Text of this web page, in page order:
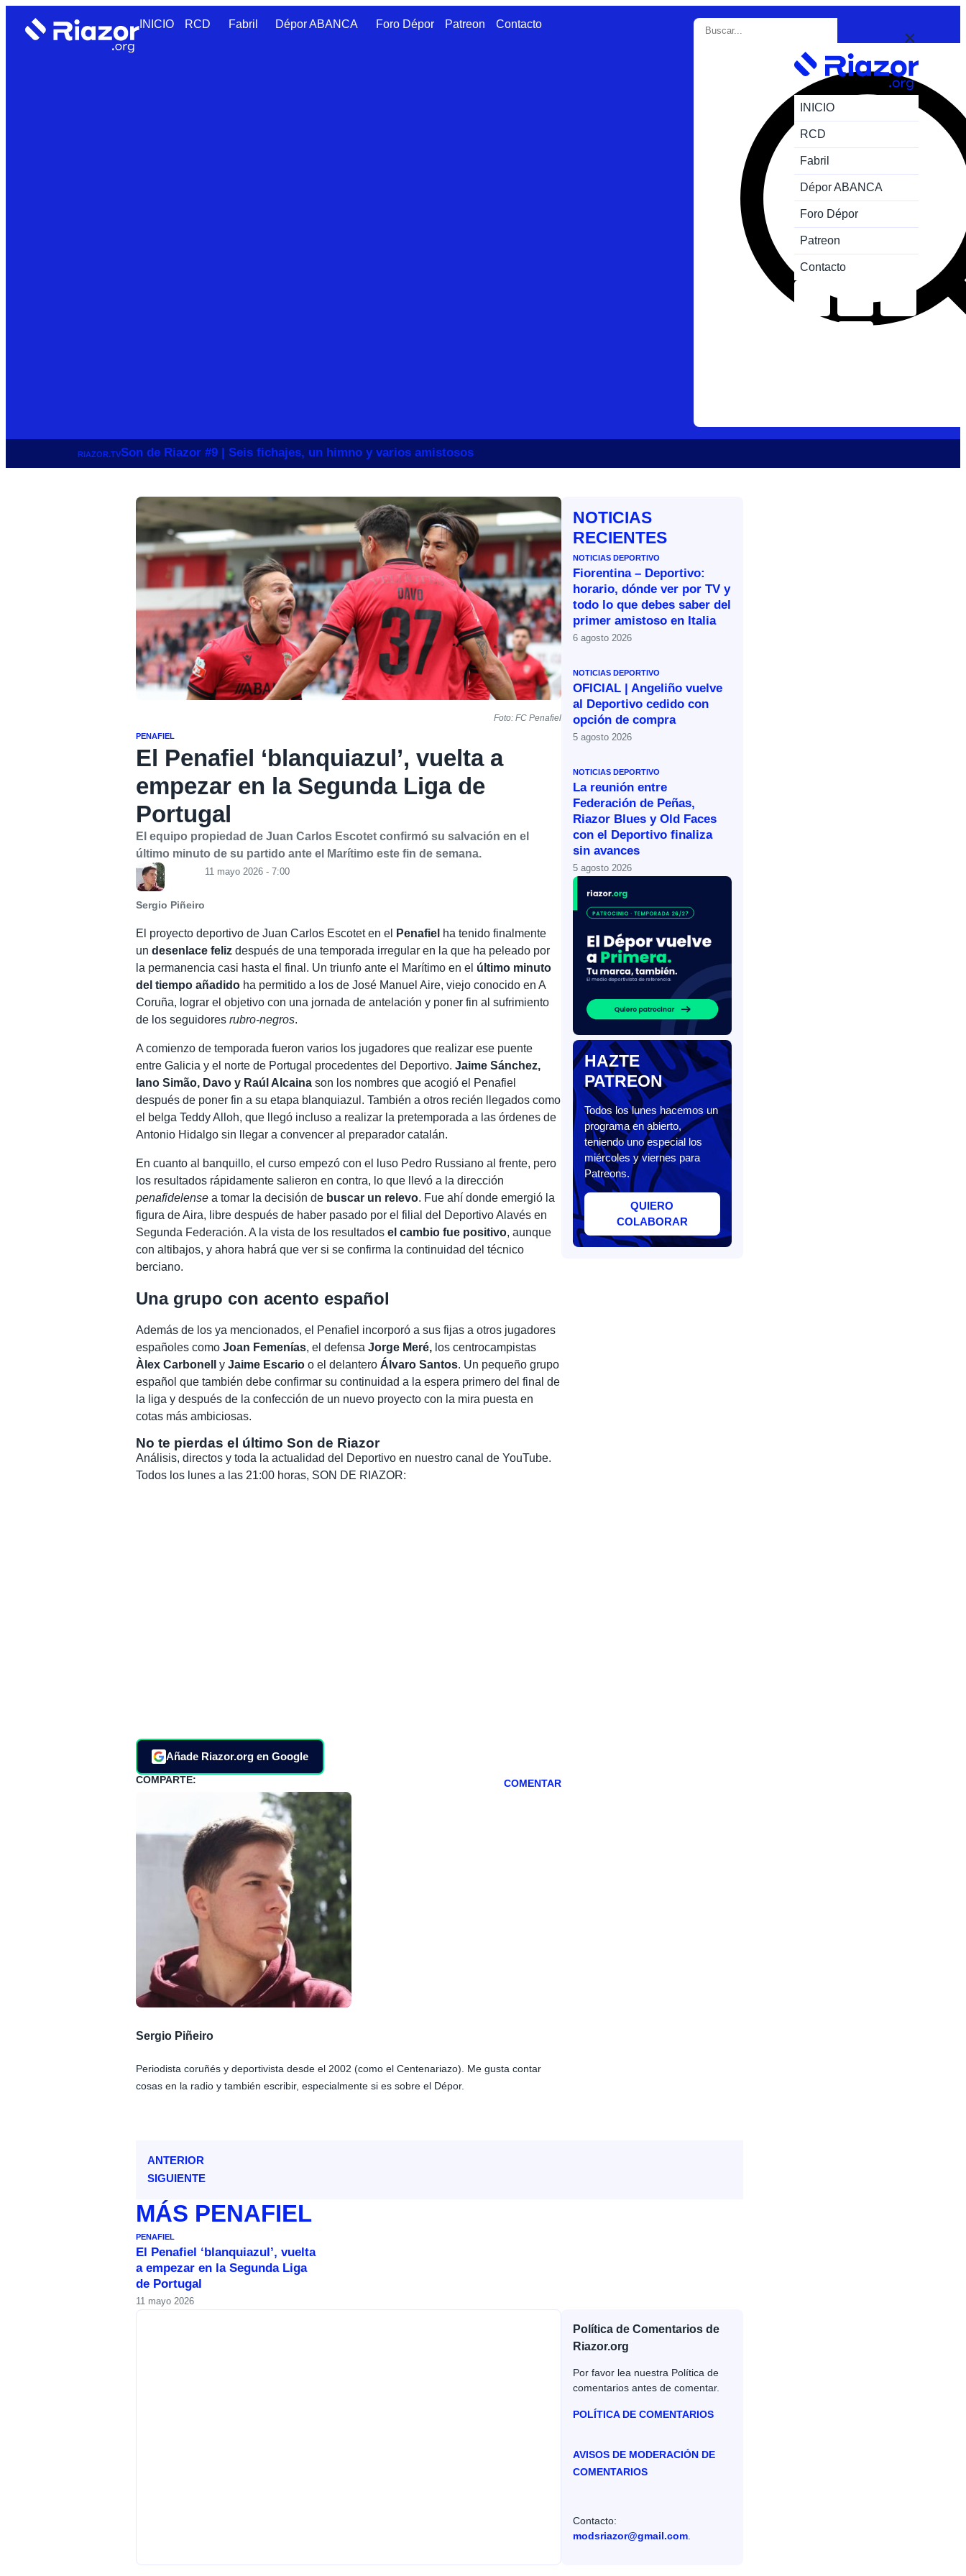
INICIO RCD Fabril Dépor ABANCA Foro Dépor Patreon Contacto
INICIO
RCD
Fabril
Dépor ABANCA
Foro Dépor
Patreon
Contacto
RIAZOR.TVSon de Riazor #9 | Seis fichajes, un himno y varios amistosos
Foto: FC Penafiel
PENAFIEL
El Penafiel ‘blanquiazul’, vuelta a
empezar en la Segunda Liga de
Portugal
El equipo propiedad de Juan Carlos Escotet confirmó su salvación en el
último minuto de su partido ante el Marítimo este fin de semana.
Sergio Piñeiro
11 mayo 2026 - 7:00
El proyecto deportivo de Juan Carlos Escotet en el Penafiel ha tenido finalmente
undesenlace feliz después de una temporada irregular en la que ha peleado por
la permanencia casi hasta el final. Un triunfo ante el Marítimo en el último minuto
del tiempo añadido ha permitido a los de José Manuel Aire, viejo conocido en A
Coruña, lograr el objetivo con una jornada de antelación y poner fin al sufrimiento
de los seguidoresrubro-negros.
A comienzo de temporada fueron varios los jugadores que realizar ese puente
entre Galicia y el norte de Portugal procedentes del Deportivo.Jaime Sánchez,
Iano Simão, Davo y Raúl Alcainason los nombres que acogió el Penafiel
después de poner fin a su etapa blanquiazul. También a otros recién llegados como
el belga Teddy Alloh, que llegó incluso a realizar la pretemporada a las órdenes de
Antonio Hidalgo sin llegar a convencer al preparador catalán.
En cuanto al banquillo, el curso empezó con el luso Pedro Russiano al frente, pero
los resultados rápidamente salieron en contra, lo que llevó a la dirección
penafidelense a tomar la decisión de buscar un relevo. Fue ahí donde emergió la
figura de Aira, libre después de haber pasado por el filial del Deportivo Alavés en
Segunda Federación. A la vista de los resultados el cambio fue positivo, aunque
con altibajos, y ahora habrá que ver si se confirma la continuidad del técnico
berciano.
Una grupo con acento español
Además de los ya mencionados, el Penafiel incorporó a sus fijas a otros jugadores
españoles comoJoan Femenías, el defensaJorge Meré, los centrocampistas
Àlex Carbonell
y Jaime Escario o el delantero Álvaro Santos. Un pequeño grupo
español que también debe confirmar su continuidad a la espera primero del final de
la liga y después de la confección de un nuevo proyecto con la mira puesta en
cotas más ambiciosas.
No te pierdas el último Son de Riazor
Análisis, directos y toda la actualidad del Deportivo en nuestro canal de YouTube.
Todos los lunes a las 21:00 horas, SON DE RIAZOR:
Añade Riazor.org en Google
COMPARTE: COMENTAR
Sergio Piñeiro
Periodista coruñés y deportivista desde el 2002 (como el Centenariazo). Me gusta contar
cosas en la radio y también escribir, especialmente si es sobre el Dépor.
NOTICIAS
RECIENTES
NOTICIAS DEPORTIVO
Fiorentina – Deportivo:
horario, dónde ver por TV y
todo lo que debes saber del
primer amistoso en Italia
6 agosto 2026
NOTICIAS DEPORTIVO
OFICIAL | Angeliño vuelve
al Deportivo cedido con
opción de compra
5 agosto 2026
NOTICIAS DEPORTIVO
La reunión entre
Federación de Peñas,
Riazor Blues y Old Faces
con el Deportivo finaliza
sin avances
5 agosto 2026
HAZTE
PATREON
Todos los lunes hacemos un
programa en abierto,
teniendo uno especial los
miércoles y viernes para
Patreons.
QUIERO
COLABORAR
ANTERIOR
SIGUIENTE
MÁS PENAFIEL
PENAFIEL
El Penafiel ‘blanquiazul’, vuelta
a empezar en la Segunda Liga
de Portugal
11 mayo 2026
Política de Comentarios de
Riazor.org
Por favor lea nuestra Política de
comentarios antes de comentar.
POLÍTICA DE COMENTARIOS
AVISOS DE MODERACIÓN DE
COMENTARIOS
Contacto:
modsriazor@gmail.com.